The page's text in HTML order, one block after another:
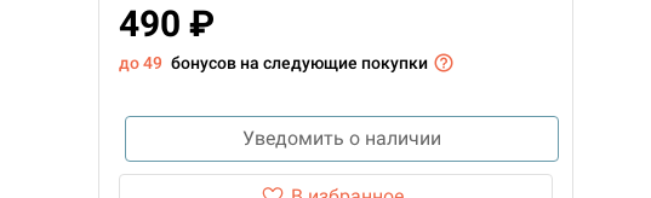
490 ₽
до 49 бонусов на следующие покупки
Уведомить о наличии